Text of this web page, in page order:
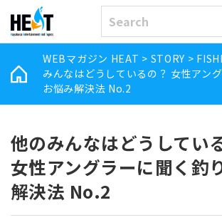
WEBマガジン HEAT > STORY >
みんなはどうしているの？ 女性アン
お悩み解決法 No.2
他のみんなはどうしてい
女性アングラーに聞く釣
解決法 No.2